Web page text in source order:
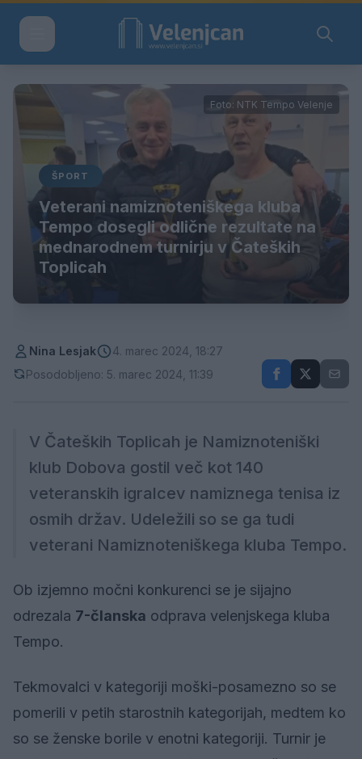
Foto: NTK Tempo Velenje
ŠPORT
Veterani namiznoteniškega kluba
Tempo dosegli odlične rezultate na
mednarodnem turnirju v Čateških
Toplicah
Nina Lesjak
4. marec 2024, 18:27
Posodobljeno: 5. marec 2024, 11:39
V Čateških Toplicah je Namiznoteniški
klub Dobova gostil več kot 140
veteranskih igralcev namiznega tenisa iz
osmih držav. Udeležili so se ga tudi
veterani Namiznoteniškega kluba Tempo.
Ob izjemno močni konkurenci se je sijajno
odrezala 7-članska odprava velenjskega kluba
Tempo.
Tekmovalci v kategoriji moški-posamezno so se
pomerili v petih starostnih kategorijah, medtem ko
so se ženske borile v enotni kategoriji. Turnir je